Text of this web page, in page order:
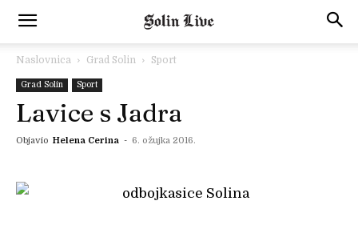
Naslovnica Grad Solin Sport
Grad Solin Sport
Lavice s Jadra
Objavio Helena Cerina - 6. ožujka 2016.